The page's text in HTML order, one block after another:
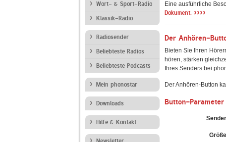
Wort- & Sport-Radio
Klassik-Radio
Radiosender
Beliebteste Radios
Beliebteste Podcasts
Mein phonostar
Downloads
Hilfe & Kontakt
Eine ausführliche
Dokument. ››››
Der Anhören-
Bieten Sie Ihren
hören, stärken
Ihres Senders bei
Der Anhören-Button
Button-Parameter
Sender
Größe